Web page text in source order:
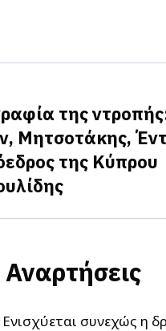
της
Μητσοτάκης,
της Κύπρου
Αναρτήσεις
Ενισχύεται συνεχώς η